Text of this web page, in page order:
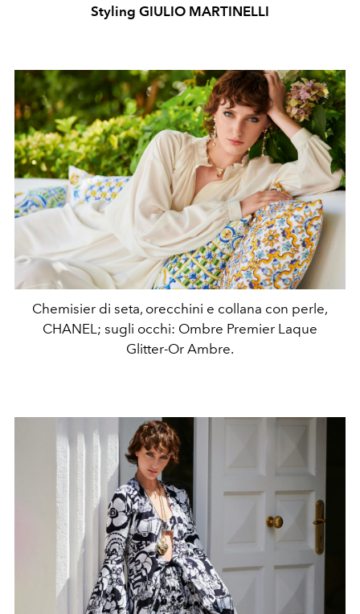
Styling GIULIO MARTINELLI
Chemisier di seta, orecchini e collana con perle,
CHANEL; sugli occhi: Ombre Premier Laque
Glitter-Or Ambre.